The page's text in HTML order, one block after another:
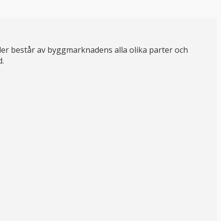
består av byggmarknadens alla olika parter och